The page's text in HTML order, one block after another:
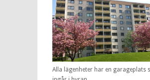
Alla lägenheter har en garageplats